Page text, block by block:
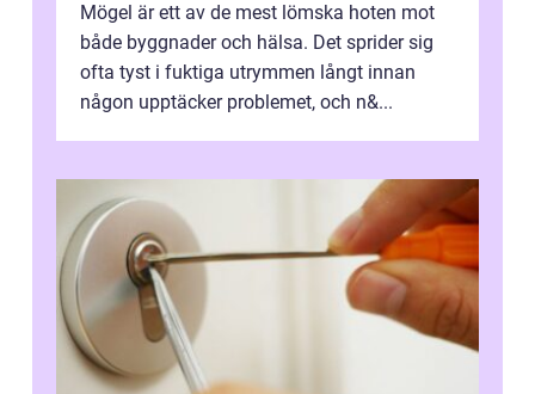
Mögel är ett av de mest lömska hoten mot
både byggnader och hälsa. Det sprider sig
ofta tyst i fuktiga utrymmen långt innan
någon upptäcker problemet, och n&...